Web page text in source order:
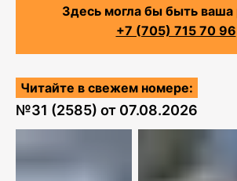
Здесь могла бы быть ваша
+7 (705) 715 70 96
Читайте в свежем номере:
№31 (2585) от 07.08.2026